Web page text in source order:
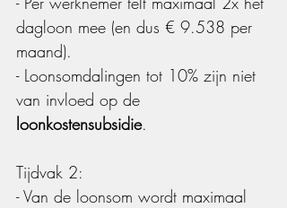
dagloon mee (en dus € 9.538 per
maand).
- Loonsomdalingen tot 10% zijn niet
van invloed op de
loonkostensubsidie.
Tijdvak 2:
- Van de loonsom wordt maximaal